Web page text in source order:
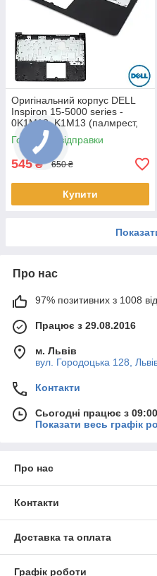
Оригінальний корпус DELL
Inspiron 15-5000 series -
0K1M13, K1M13 (палмрест,
топкейс, верх)
Готово до відправки
545₴ 650 ₴
Купити
Про нас
97% позитивних з 1008
Працює з 29.08.2016
м. Львів
вул. Городоцька 128,
Контакти
Сьогодні працює з
Показати весь графік
Про нас
Контакти
Доставка та оплата
Графік роботи